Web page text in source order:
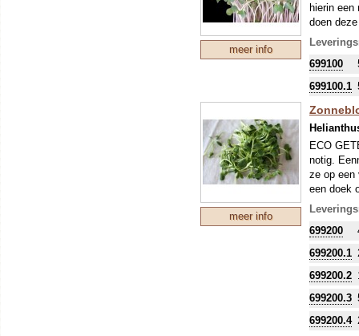
meer info
hierin
doen
bieden
pittige
gezonde
Deze
zaden zo
Dit soort
(voor het
de
699100
699100.1
meer info
ECO
notig.
ze op een
een doek
Dit soort
de
699200
699200.1
699200.2
699200.3
699200.4